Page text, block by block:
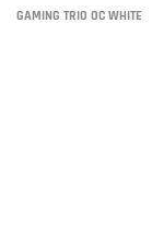
GAMING TRIO OC WHITE